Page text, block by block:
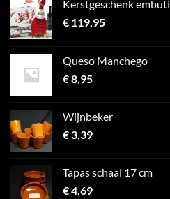
Kerstgeschenk
€ 119,95
Queso Manchego
€8,95
Wijnbeker
€3,39
Tapas schaal 17 cm
€4,69